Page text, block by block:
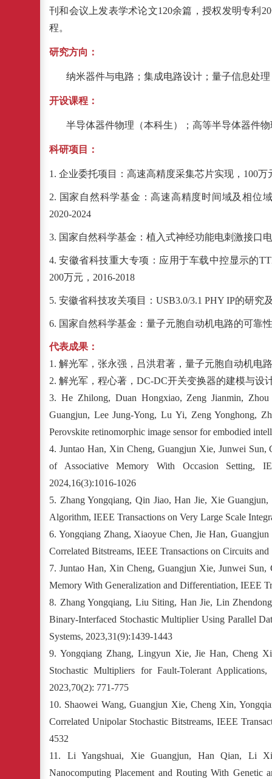
刊和会议上发表学术论文120余篇，授权发明专利
程。
研究方向：
纳米器件与电路 ；集成电路设计 ； 量子信息处理
开设课程：
半导体器件物理（本科生）；高等半导体器件物
科研项目：
1. 企业委托项目：高速高精度采集芯片实现，100万
2. 国家自然科学基金：高速高精度时间域及相位
2020-2024
3. 国家自然科学基金：植入式神经功能电刺激接口
4. 安徽省科技重大专项：应用于车载中控显示的
200万元，2016-2018
5. 安徽省科技攻关项目 ：USB3.0/3.1 PHY IP的研究
6. 国家自然科学基金：量子元胞自动机电路的可靠
代表成果：
1. 解光军，张永强，吕洪君著，量子元胞自动机电
2. 解光军，程心著， DC-DC开关变换器的建模与设
3. He Zhilong, Duan Hongxiao, Zeng Jianmin,
Guangjun, Lee Jung-Yong, Lu Yi, Zeng Yonghong,
Perovskite retinomorphic image sensor for embodied
4. Juntao Han, Xin Cheng, Guangjun Xie, Junwei
of Associative Memory With Occasion Setting,
2024,16(3):1016-1026
5. Zhang Yongqiang, Qin Jiao, Han Jie, Xie
Algorithm, IEEE Transactions on Very Large Scale
6. Yongqiang Zhang, Xiaoyue Chen, Jie Han,
Correlated Bitstreams, IEEE Transactions on Circuits
7. Juntao Han, Xin Cheng, Guangjun Xie, Junwei
Memory With Generalization and Differentiation, IEEE
8. Zhang Yongqiang, Liu Siting, Han Jie, Lin
Binary-Interfaced Stochastic Multiplier Using Parallel
Systems, 2023,31(9):1439-1443
9. Yongqiang Zhang, Lingyun Xie, Jie Han, Cheng
Stochastic Multipliers for Fault-Tolerant
2023,70(2): 771-775
10. Shaowei Wang, Guangjun Xie, Cheng Xin,
Correlated Unipolar Stochastic Bitstreams, IEEE
4532
11. Li Yangshuai, Xie Guangjun, Han Qian, Li
Nanocomputing Placement and Routing With